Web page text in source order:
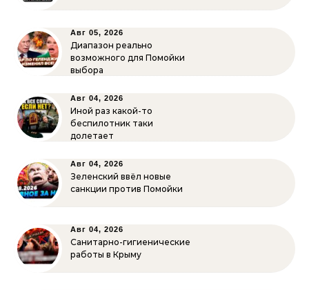
Авг 05, 2026
Диапазон реально
возможного для Помойки
выбора
Авг 04, 2026
Иной раз какой-то
беспилотник таки
долетает
Авг 04, 2026
Зеленский ввёл новые
санкции против Помойки
Авг 04, 2026
Санитарно-гигиенические
работы в Крыму